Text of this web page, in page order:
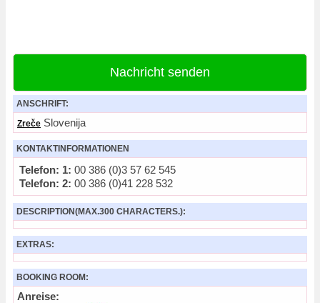
Nachricht senden
ANSCHRIFT:
Zreče Slovenija
KONTAKTINFORMATIONEN
Telefon: 1: 00 386 (0)3 57 62 545
Telefon: 2: 00 386 (0)41 228 532
DESCRIPTION(MAX.300 CHARACTERS.):
EXTRAS:
BOOKING ROOM:
Anreise: